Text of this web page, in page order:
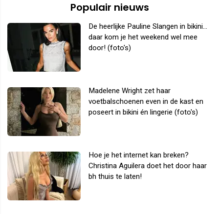
Populair nieuws
De heerlijke Pauline Slangen in bikini...
daar kom je het weekend wel mee
door! (foto's)
Madelene Wright zet haar
voetbalschoenen even in de kast en
poseert in bikini én lingerie (foto's)
Hoe je het internet kan breken?
Christina Aguilera doet het door haar
bh thuis te laten!